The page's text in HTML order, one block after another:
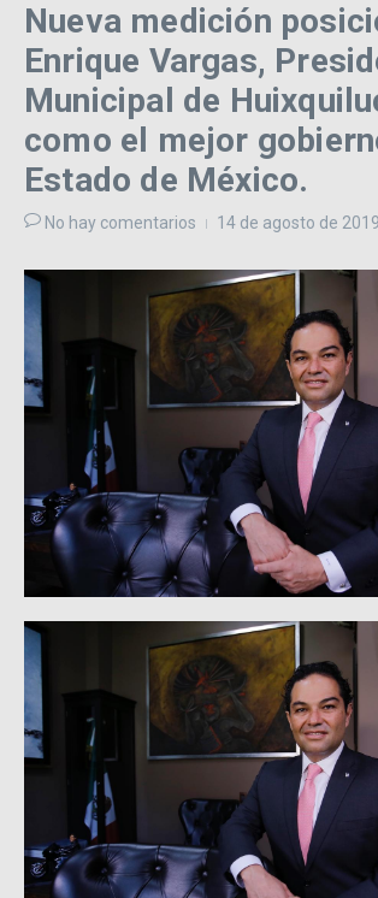
Nueva medición
Enrique Vargas,
Municipal de
como el mejor
Estado de México.
No hay comentarios 14 de agosto de 2019